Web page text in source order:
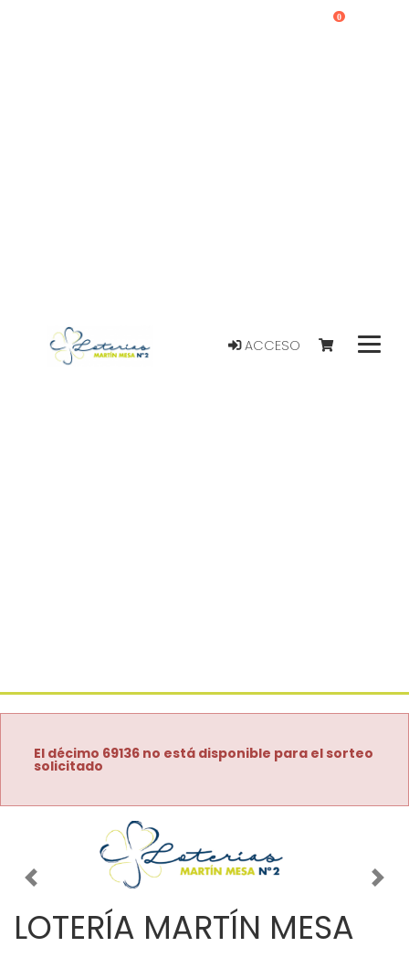
ACCESO
0
El décimo 69136 no está disponible para el sorteo
solicitado
Imagen anterior
LOTERÍA MARTÍN MESA